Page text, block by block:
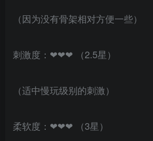
（因为没有骨架相对方便一些）
刺激度：❤❤❤ （2.5星）
（适中慢玩级别的刺激）
柔软度：❤❤❤ （3星）